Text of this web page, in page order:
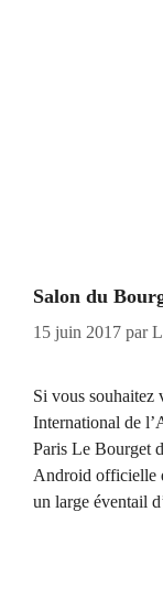
Salon du
15 juin 2017 par
Si vous souhaitez
International de
Paris Le Bourget
Android officielle
un large éventail